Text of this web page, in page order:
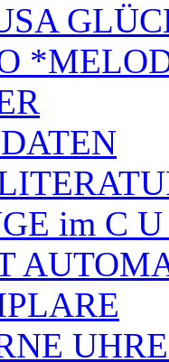
im C